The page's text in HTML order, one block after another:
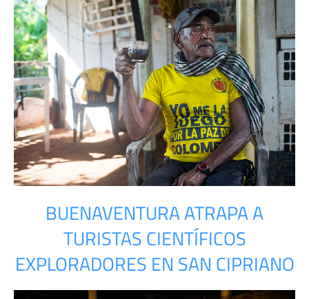
BUENAVENTURA ATRAPA A
TURISTAS CIENTÍFICOS
EXPLORADORES EN SAN CIPRIANO